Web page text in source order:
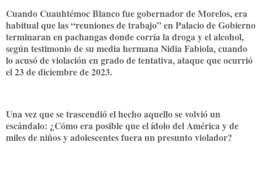
Cuando Cuauhtémoc Blanco fue gobernador de Morelos, era
habitual que las “reuniones de trabajo” en Palacio de Gobierno
terminaran en pachangas donde corría la droga y el alcohol,
según testimonio de su media hermana Nidia Fabiola, cuando
lo acusó de violación en grado de tentativa, ataque que ocurrió
el 23 de diciembre de 2023.
Una vez que se trascendió el hecho aquello se volvió un
escándalo: ¿Cómo era posible que el ídolo del América y de
miles de niños y adolescentes fuera un presunto violador?